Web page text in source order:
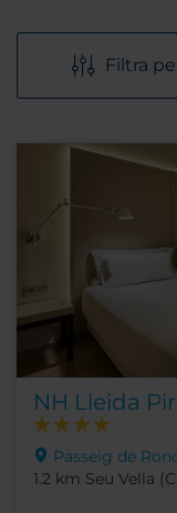
Filtra
NH Lleida
Passeig de
1.2 km Seu Vella